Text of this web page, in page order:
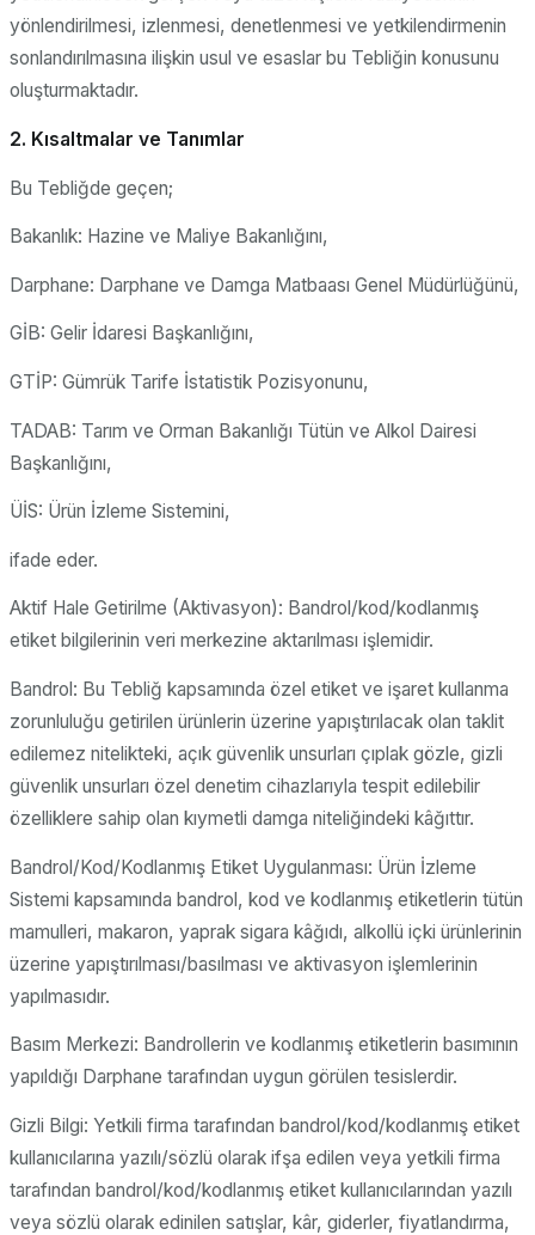
yönlendirilmesi, izlenmesi, denetlenmesi ve yetkilendirmenin
sonlandırılmasına ilişkin usul ve esaslar bu Tebliğin konusunu
oluşturmaktadır.
2. Kısaltmalar ve Tanımlar
Bu Tebliğde geçen;
Bakanlık: Hazine ve Maliye Bakanlığını,
Darphane: Darphane ve Damga Matbaası Genel Müdürlüğünü,
GİB: Gelir İdaresi Başkanlığını,
GTİP: Gümrük Tarife İstatistik Pozisyonunu,
TADAB: Tarım ve Orman Bakanlığı Tütün ve Alkol Dairesi
Başkanlığını,
ÜİS: Ürün İzleme Sistemini,
ifade eder.
Aktif Hale Getirilme (Aktivasyon): Bandrol/kod/kodlanmış
etiket bilgilerinin veri merkezine aktarılması işlemidir.
Bandrol: Bu Tebliğ kapsamında özel etiket ve işaret kullanma
zorunluluğu getirilen ürünlerin üzerine yapıştırılacak olan taklit
edilemez nitelikteki, açık güvenlik unsurları çıplak gözle, gizli
güvenlik unsurları özel denetim cihazlarıyla tespit edilebilir
özelliklere sahip olan kıymetli damga niteliğindeki kâğıttır.
Bandrol/Kod/Kodlanmış Etiket Uygulanması: Ürün İzleme
Sistemi kapsamında bandrol, kod ve kodlanmış etiketlerin tütün
mamulleri, makaron, yaprak sigara kâğıdı, alkollü içki ürünlerinin
üzerine yapıştırılması/basılması ve aktivasyon işlemlerinin
yapılmasıdır.
Basım Merkezi: Bandrollerin ve kodlanmış etiketlerin basımının
yapıldığı Darphane tarafından uygun görülen tesislerdir.
Gizli Bilgi: Yetkili firma tarafından bandrol/kod/kodlanmış etiket
kullanıcılarına yazılı/sözlü olarak ifşa edilen veya yetkili firma
tarafından bandrol/kod/kodlanmış etiket kullanıcılarından yazılı
veya sözlü olarak edinilen satışlar, kâr, giderler, fiyatlandırma,